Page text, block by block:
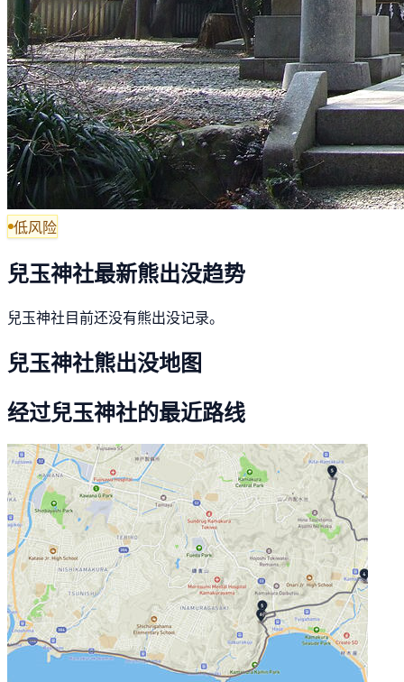
低风险
兒玉神社最新熊出没趋势
兒玉神社目前还没有熊出没记录。
兒玉神社熊出没地图
经过兒玉神社的最近路线